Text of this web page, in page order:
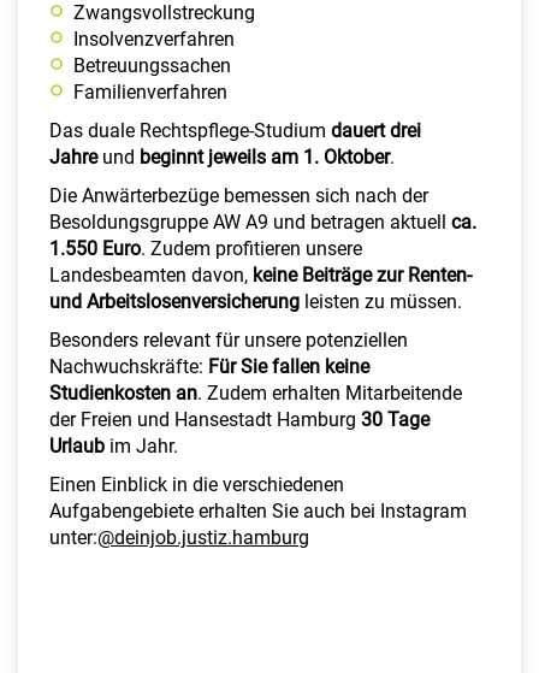
Zwangsvollstreckung
Insolvenzverfahren
Betreuungssachen
Familienverfahren
Das duale Rechtspflege-Studium dauert drei
Jahreund beginnt jeweils am 1. Oktober.
Die Anwärterbezüge bemessen sich nach der
Besoldungsgruppe AW A9 und betragen aktuell ca.
1.550 Euro. Zudem profitieren unsere
Landesbeamten davon, keine Beiträge zur Renten-
und Arbeitslosenversicherung leisten zu müssen.
Besonders relevant für unsere potenziellen
Nachwuchskräfte: Für Sie fallen keine
Studienkosten an. Zudem erhalten Mitarbeitende
der Freien und Hansestadt Hamburg 30 Tage
Urlaub im Jahr.
Einen Einblick in die verschiedenen
Aufgabengebiete erhalten Sie auch bei Instagram
unter:@deinjob.justiz.hamburg